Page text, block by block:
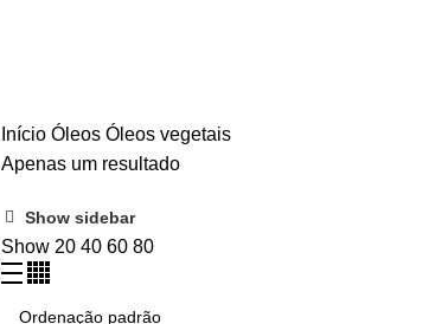
Início Óleos Óleos vegetais
Apenas um resultado
Show sidebar
Show 20 40 60 80